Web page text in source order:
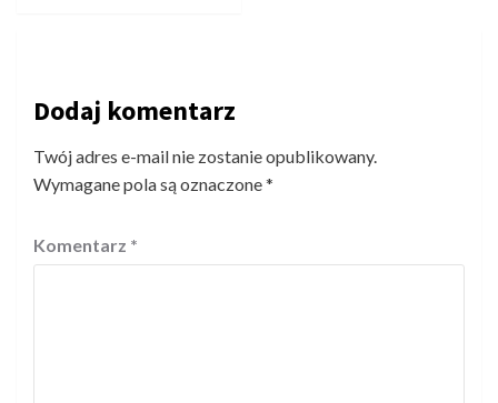
Dodaj komentarz
Twój adres e-mail nie zostanie opublikowany.
Wymagane pola są oznaczone*
Komentarz *